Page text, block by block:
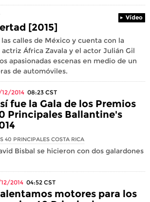
Vídeo
[2015]
calles de México y cuenta con la
África Zavala y el actor Julián Gil
apasionadas escenas en medio de un
de automóviles.
12/2014 08:23 CST
fue la Gala de los Premios
Principales Ballantine's
40 PRINCIPALES COSTA RICA
Bisbal se hicieron con dos galardones
12/2014 04:52 CST
motores para los